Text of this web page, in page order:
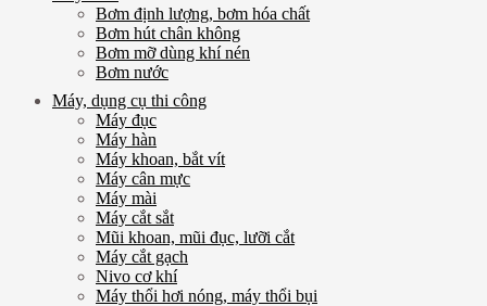
Bơm định lượng, bơm hóa chất
Bơm hút chân không
Bơm mỡ dùng khí nén
Bơm nước
Máy, dụng cụ thi công
Máy đục
Máy hàn
Máy khoan, bắt vít
Máy cân mực
Máy mài
Máy cắt sắt
Mũi khoan, mũi đục, lưỡi cắt
Máy cắt gạch
Nivo cơ khí
Máy thổi hơi nóng, máy thổi bụi